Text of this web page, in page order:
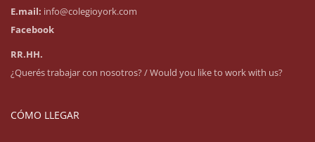
E.mail: info@colegioyork.com
Facebook
RR.HH.
¿Querés trabajar con nosotros? / Would you like to work with us?
CÓMO LLEGAR